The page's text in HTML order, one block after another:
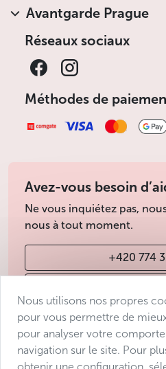
Avantgarde Prague
Réseaux sociaux
Méthodes de
Avez-vous besoin
Ne vous inquiétez pas,
nous à tout moment.
+420 774
Conditions de vente
Protection des données
Nous utilisons nos propres
pour vous permettre de
pour analyser votre
navigation sur le site. Pour